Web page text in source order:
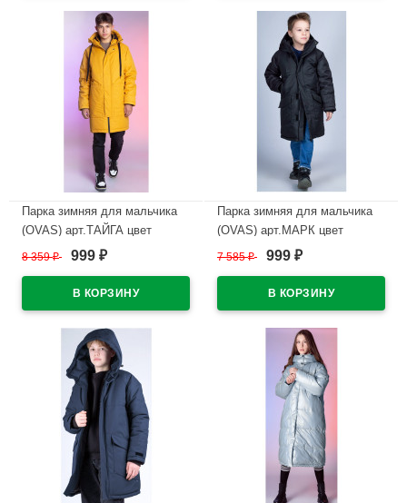
Парка зимняя для мальчика
(OVAS) арт.ТАЙГА цвет
8 359₽ 999 ₽
Парка зимняя для мальчика
(OVAS) арт.МАРК цвет
7 585₽ 999 ₽